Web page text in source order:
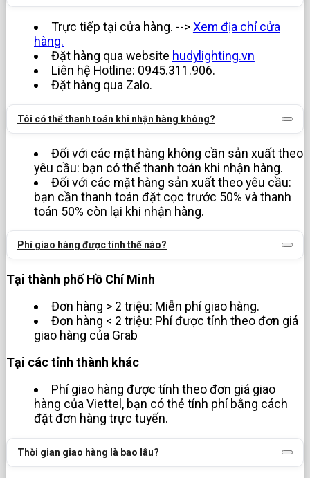
Trực tiếp tại cửa hàng. -->Xem địa chỉ cửa
hàng.
Đặt hàng qua website hudylighting.vn
Liên hệ Hotline: 0945.311.906.
Đặt hàng qua Zalo.
Tôi có thể thanh toán khi nhận hàng không?
Đối với các mặt hàng không cần sản xuất theo
yêu cầu: bạn có thể thanh toán khi nhận hàng.
Đối với các mặt hàng sản xuất theo yêu cầu:
bạn cần thanh toán đặt cọc trước 50% và thanh
toán 50% còn lại khi nhận hàng.
Phí giao hàng được tính thế nào?
Tại thành phố Hồ Chí Minh
Đơn hàng > 2 triệu: Miễn phí giao hàng.
Đơn hàng < 2 triệu: Phí được tính theo đơn giá
giao hàng của Grab
Tại các tỉnh thành khác
Phí giao hàng được tính theo đơn giá giao
hàng của Viettel, bạn có thẻ tính phí bằng cách
đặt đơn hàng trực tuyến.
Thời gian giao hàng là bao lâu?